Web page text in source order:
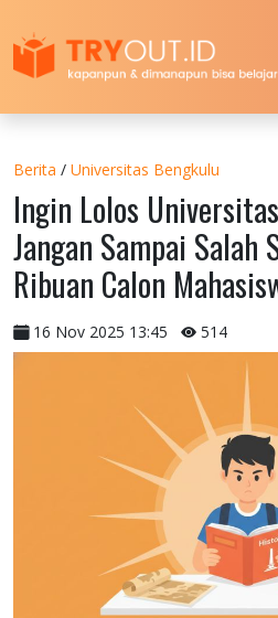
Berita / Universitas Bengkulu
Ingin Lolos
Jangan Sampai
Ribuan Calon
16 Nov 2025 13:45 514